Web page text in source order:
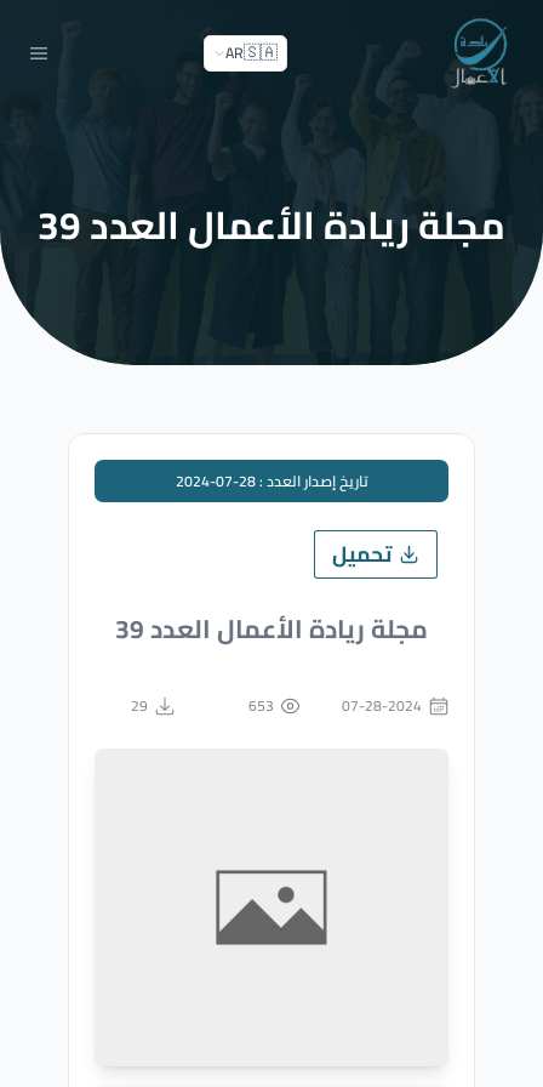
🇸🇦
AR
مجلة ريادة الأعمال العدد 39
تاريخ إصدار العدد : 28-07-2024
تحميل
مجلة ريادة الأعمال العدد 39
07-28-2024
653
29